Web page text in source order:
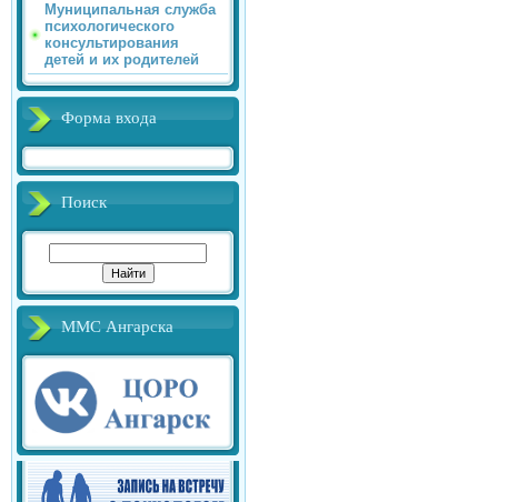
Муниципальная служба
психологического
консультирования
детей и их родителей
Форма входа
Поиск
ММС Ангарска